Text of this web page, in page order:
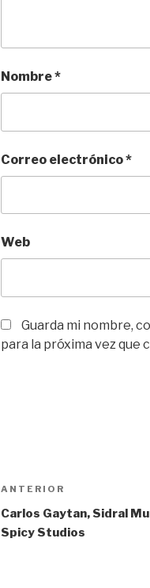
Nombre*
Correo electrónico*
Web
Guarda mi nombre,
para la próxima vez que
Navegación
de
entradas
Entrada
anterior:
ANTERIOR
Carlos Gaytan, Sidral
Spicy Studios